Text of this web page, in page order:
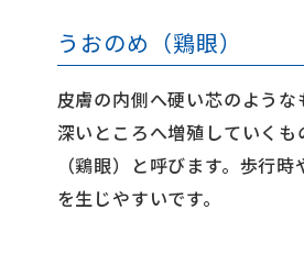
うおのめ（鶏眼）
皮膚の内側へ硬い芯のような
深いところへ増殖していくも
（鶏眼）と呼びます。歩行
を生じやすいです。